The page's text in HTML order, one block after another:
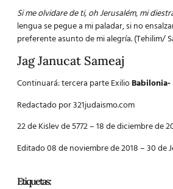
Si me olvidare de ti, oh Jerusalém, mi
lengua se pegue a mi paladar, si no
preferente asunto de mi alegría. (Tehilim/
Jag Janucat Sameaj
Continuará: tercera parte Exilio
Redactado por 321judaismo.com
22 de Kislev de 5772 – 18 de diciembre de
Editado 08 de noviembre de 2018 – 30 de
Etiquetas: